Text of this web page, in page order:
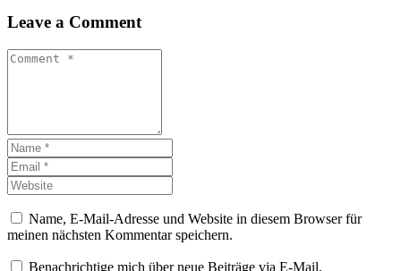
Leave a Comment
Name, E-Mail-Adresse und Website in diesem Browser für
meinen nächsten Kommentar speichern.
Benachrichtige mich über neue Beiträge via E-Mail.